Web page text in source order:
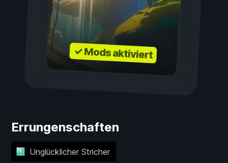
✓ Mods aktiviert
Errungenschaften
Unglücklicher Stricher